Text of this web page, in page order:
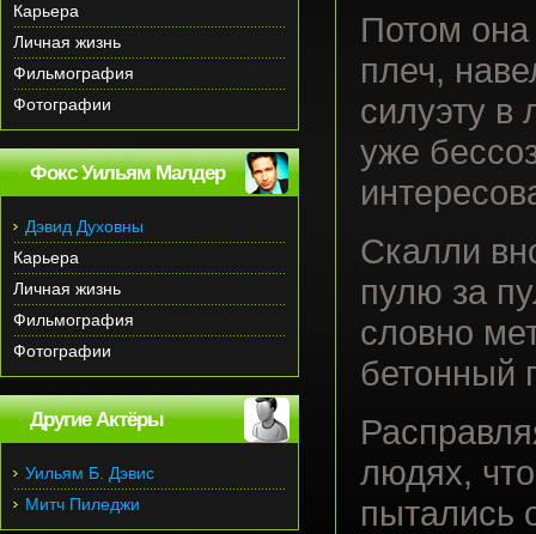
Потом она
плеч,
силуэту в
уже
Скалли
пулю за
словно
бетонный
людях,
пытались
Карьера
Личная жизнь
Фильмография
Фотографии
Фокс Уильям Малдер
Дэвид Духовны
Карьера
Личная жизнь
Фильмография
Фотографии
Другие Актёры
Уильям Б. Дэвис
Митч Пиледжи